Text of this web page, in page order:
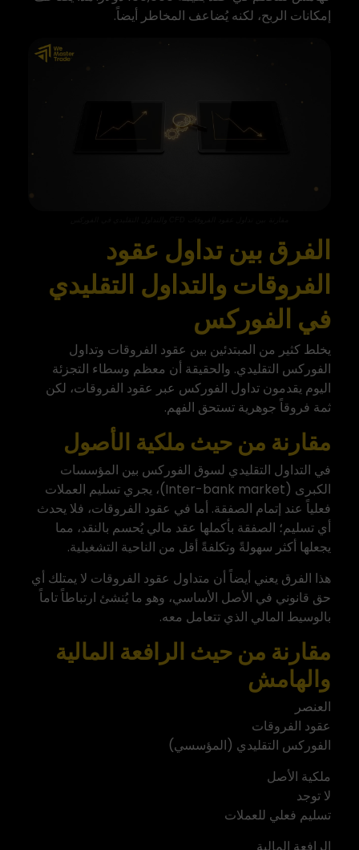
إمكانات الربح، لكنه يُضاعف المخاطر أيضاً.
الفرق بين تداول عقود
الفروقات والتداول التقليدي
في الفوركس
يخلط كثير من المبتدئين بين عقود الفروقات وتداول
الفوركس التقليدي. والحقيقة أن معظم وسطاء التجزئة
اليوم يقدمون تداول الفوركس عبر عقود الفروقات، لكن
ثمة فروقاً جوهرية تستحق الفهم.
مقارنة من حيث ملكية الأصول
في التداول التقليدي لسوق الفوركس بين المؤسسات
الكبرى (Inter-bank market)، يجري تسليم العملات
فعلياً عند إتمام الصفقة. أما في عقود الفروقات، فلا يحدث
أي تسليم؛ الصفقة بأكملها عقد مالي يُحسم بالنقد، مما
يجعلها أكثر سهولةً وتكلفةً أقل من الناحية التشغيلية.
هذا الفرق يعني أيضاً أن متداول عقود الفروقات لا يمتلك أي
حق قانوني في الأصل الأساسي، وهو ما يُنشئ ارتباطاً تاماً
بالوسيط المالي الذي تتعامل معه.
مقارنة من حيث الرافعة المالية
والهامش
العنصر
عقود الفروقات
الفوركس التقليدي (المؤسسي)
ملكية الأصل
لا توجد
تسليم فعلي للعملات